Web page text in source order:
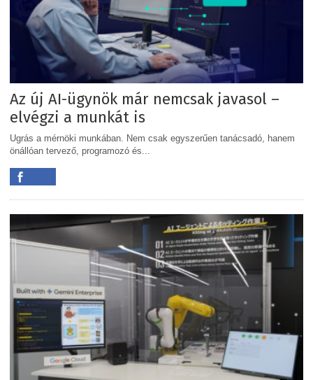
Az új AI-ügynök már nemcsak javasol –
elvégzi a munkát is
Ugrás a mérnöki munkában. Nem csak egyszerűen tanácsadó, hanem
önállóan tervező, programozó és...